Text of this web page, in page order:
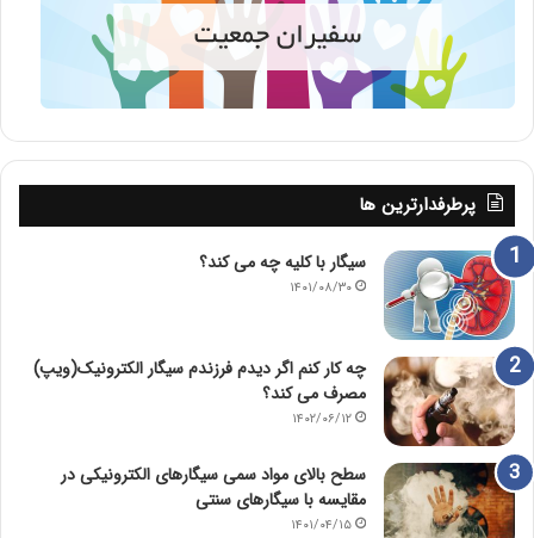
پرطرفدارترین ها
سیگار با کلیه چه می کند؟
۱۴۰۱/۰۸/۳۰
چه کار کنم اگر دیدم فرزندم سیگار الکترونیک(ویپ)
مصرف می کند؟
۱۴۰۲/۰۶/۱۲
سطح بالای مواد سمی سیگارهای الکترونیکی در
مقایسه با سیگارهای سنتی
۱۴۰۱/۰۴/۱۵